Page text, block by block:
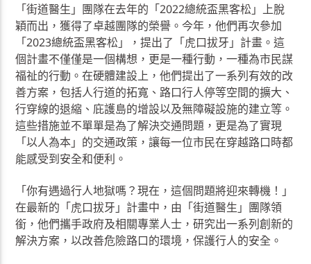
「街道醫生」團隊在去年的「2022總統盃黑客松」上脫
穎而出，獲得了卓越團隊的榮譽。今年，他們再次參加
「2023總統盃黑客松」，提出了「虎口拔牙」計畫。這
個計畫不僅僅是一個構想，更是一種行動，一種為市民謀
福祉的行動。在硬體建設上，他們提出了一系列有效的改
善方案，包括人行道的拓寬、路口行人停等空間的擴大、
行穿線的退縮、庇護島的增設以及無障礙設施的建立等。
這些措施並不單單是為了解決交通問題，更是為了實現
「以人為本」的交通政策，讓每一位市民在穿越路口時都
能感受到安全和便利。
「你有遇過行人地獄嗎？現在，這個問題將迎來轉機！」
在最新的「虎口拔牙」計畫中，由「街道醫生」團隊領
銜，他們攜手政府及相關專業人士，研究出一系列創新的
解決方案，以改善危險路口的環境，保護行人的安全。